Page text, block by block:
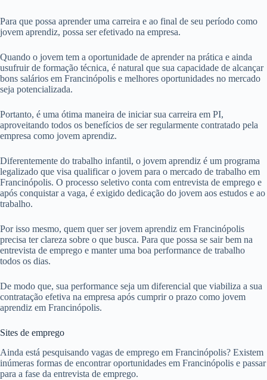
Para que possa aprender uma carreira e ao final de seu período como
jovem aprendiz, possa ser efetivado na empresa.
Quando o jovem tem a oportunidade de aprender na prática e ainda
usufruir de formação técnica, é natural que sua capacidade de alcançar
bons salários em Francinópolis e melhores oportunidades no mercado
seja potencializada.
Portanto, é uma ótima maneira de iniciar sua carreira em PI,
aproveitando todos os benefícios de ser regularmente contratado pela
empresa como jovem aprendiz.
Diferentemente do trabalho infantil, o jovem aprendiz é um programa
legalizado que visa qualificar o jovem para o mercado de trabalho em
Francinópolis. O processo seletivo conta com entrevista de emprego e
após conquistar a vaga, é exigido dedicação do jovem aos estudos e ao
trabalho.
Por isso mesmo, quem quer ser jovem aprendiz em Francinópolis
precisa ter clareza sobre o que busca. Para que possa se sair bem na
entrevista de emprego e manter uma boa performance de trabalho
todos os dias.
De modo que, sua performance seja um diferencial que viabiliza a sua
contratação efetiva na empresa após cumprir o prazo como jovem
aprendiz em Francinópolis.
Sites de emprego
Ainda está pesquisando vagas de emprego em Francinópolis? Existem
inúmeras formas de encontrar oportunidades em Francinópolis e passar
para a fase da entrevista de emprego.